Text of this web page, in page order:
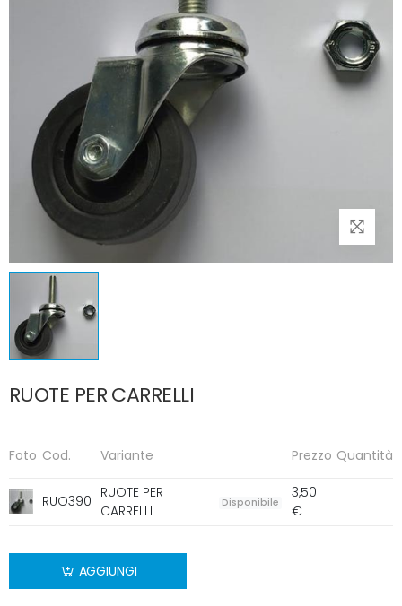
RUOTE PER CARRELLI
Foto Cod. Variante Prezzo Quantità
RUO390 RUOTE PER
CARRELLI
Disponibile
3,50
€
AGGIUNGI